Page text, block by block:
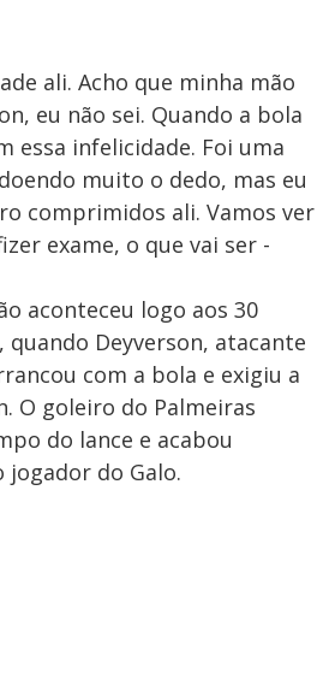
ali. Acho que minha mão
eu não sei. Quando a bola
essa infelicidade. Foi uma
muito o dedo, mas eu
comprimidos ali. Vamos ver
exame, o que vai ser -
aconteceu logo aos 30
quando Deyverson, atacante
com a bola e exigiu a
O goleiro do Palmeiras
do lance e acabou
do Galo.